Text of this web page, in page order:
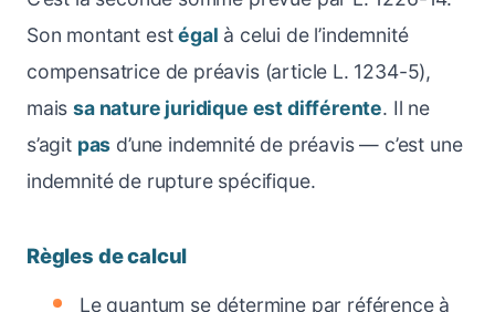
Son montant estégal à celui de l’indemnité
compensatrice de préavis (article L. 1234-5),
maissa nature juridique est différente. Il ne
s’agit pas d’une indemnité de préavis — c’est une
indemnité de rupture spécifique.
Règles de calcul
Le quantum se détermine par référence à